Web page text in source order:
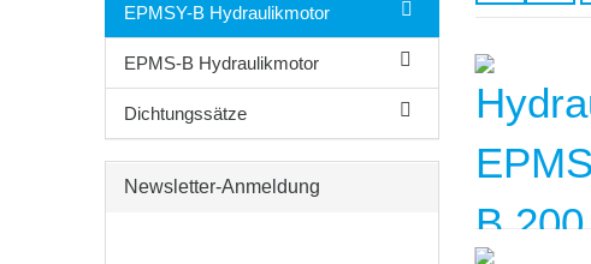
EPMSY-B Hydraulikmotor
EPMS-B Hydraulikmotor
Dichtungssätze
Newsletter-Anmeldung